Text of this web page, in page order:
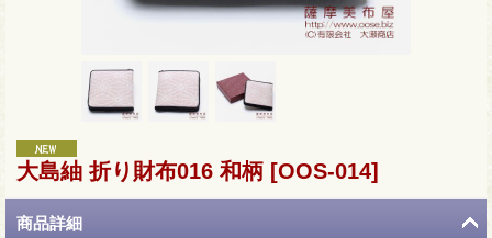
大島紬 折り財布016 和柄 [OOS-014]
商品詳細